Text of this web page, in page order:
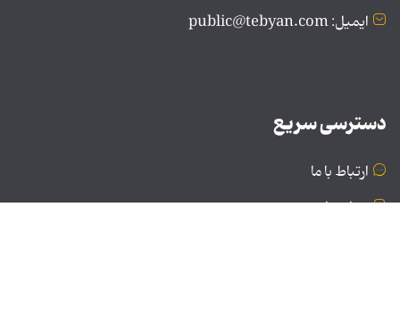
ایمیل: public@tebyan.com
دسترسی سریع
ارتباط با ما
درباره ما